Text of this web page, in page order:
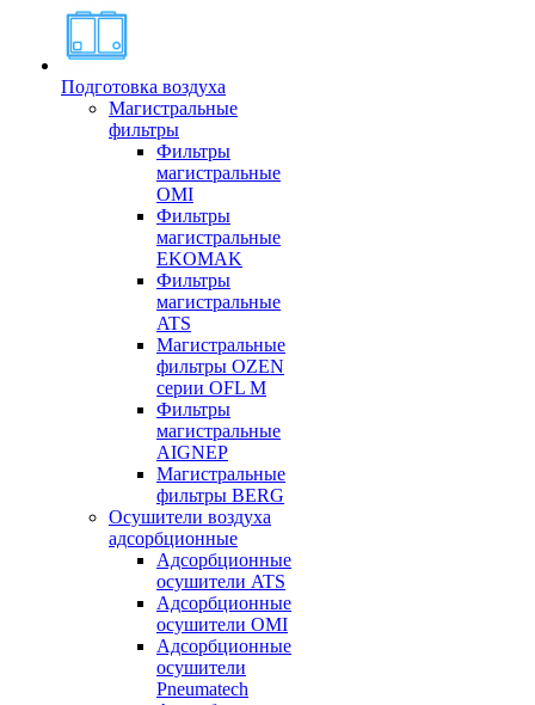
Подготовка воздуха
Магистральные
фильтры
Фильтры
магистральные
OMI
Фильтры
магистральные
EKOMAK
Фильтры
магистральные
ATS
Магистральные
фильтры OZEN
серии OFL M
Фильтры
магистральные
AIGNEP
Магистральные
фильтры BERG
Осушители воздуха
адсорбционные
Адсорбционные
осушители ATS
Адсорбционные
осушители OMI
Адсорбционные
осушители
Pneumatech